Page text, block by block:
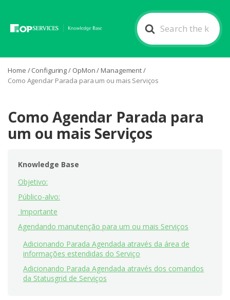
Search
For
Home /Configuring/ OpMon/ Management/
Como Agendar Parada para um ou mais Serviços
Como Agendar Parada para
um ou mais Serviços
Knowledge Base
Objetivo:
Público-alvo:
Importante
Agendando manutenção para um ou mais Serviços
Adicionando Parada Agendada através da área de
informações estendidas do Serviço
Adicionando Parada Agendada através dos comandos
da Statusgrid de Serviços